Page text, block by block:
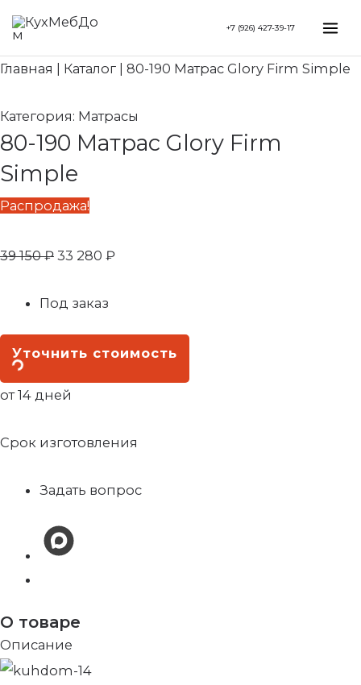
Перейти
содержимому
+7 (926) 427-39-17
Главная Каталог 80-190 Матрас Glory Firm Simple
Категория: Матрасы
80-190 Матрас Glory Firm
Simple
Распродажа!
39 150₽
Первоначальная
составляла
150 ₽.
33 280 ₽
33
Под заказ
Уточнить стоимость
от 14 дней
Срок изготовления
Задать вопрос
О товаре
Описание
Search...